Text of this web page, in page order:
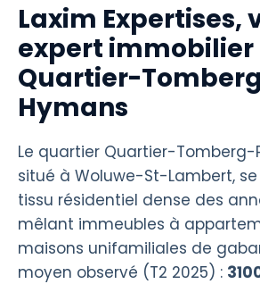
Laxim Expertises,
expert immobilier
Quartier-
Hymans
Le quartier Quartier-Tomberg-
situé à Woluwe-St-Lambert,
tissu résidentiel dense des
mêlant immeubles à
maisons unifamiliales de
moyen observé (T2 2025) :